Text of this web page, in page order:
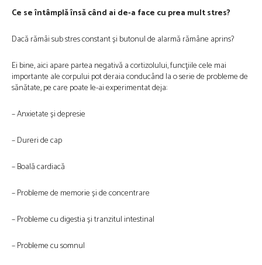
Ce se întâmplă însă când ai de-a face cu prea mult stres?
Dacă rămâi sub stres constant și butonul de alarmă rămâne aprins?
Ei bine, aici apare partea negativă a cortizolului, funcţiile cele mai
importante ale corpului pot deraia conducând la o serie de probleme de
sănătate, pe care poate le-ai experimentat deja:
– Anxietate și depresie
– Dureri de cap
– Boală cardiacă
– Probleme de memorie și de concentrare
– Probleme cu digestia și tranzitul intestinal
– Probleme cu somnul